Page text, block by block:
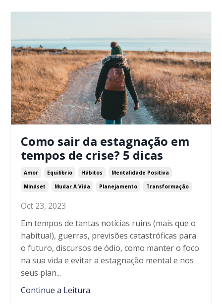
Como sair da estagnação em
tempos de crise? 5 dicas
Amor Equilíbrio Hábitos
Mentalidade Positiva
Mindset
Mudar A Vida Planejamento Transformação
Oct 23, 2023
Em tempos de tantas notícias ruins (mais que o
habitual), guerras, previsões catastróficas para
o futuro, discursos de ódio, como manter o foco
na sua vida e evitar a estagnação mental e nos
seus plan...
Continue a Leitura